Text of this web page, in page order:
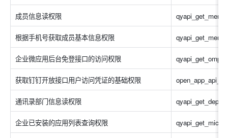
成员信息读权限
根据手机号获取成员基本信息权限
企业微应用后台免登接口的访问权限
获取钉钉开放接口用户访问凭证的基础权限
通讯录部门信息读权限
企业已安装的应用列表查询权限